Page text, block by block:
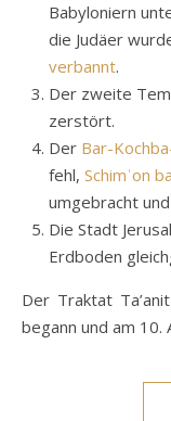
Babyloniern
die Judäer
verbannt.
Der zweite
zerstört.
Der Bar-
fehl, Schimʿon
umgebracht
Die Stadt
Erdboden
Der Traktat
begann und am 10.